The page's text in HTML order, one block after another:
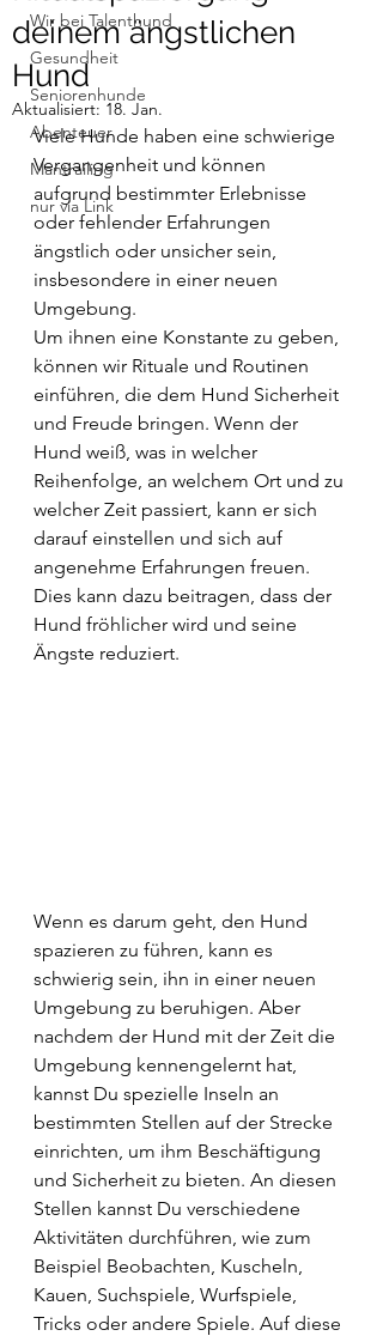
Wir bei Talenthund
Gesundheit
Seniorenhunde
Abenteuer
Mantrailing
nur via Link
deinem ängstlichen
Hund
Aktualisiert: 18. Jan.
Viele Hunde haben eine schwierige
Vergangenheit und können
aufgrund bestimmter Erlebnisse
oder fehlender Erfahrungen
ängstlich oder unsicher sein,
insbesondere in einer neuen
Umgebung.
Um ihnen eine Konstante zu geben,
können wir Rituale und Routinen
einführen, die dem Hund Sicherheit
und Freude bringen. Wenn der
Hund weiß, was in welcher
Reihenfolge, an welchem Ort und zu
welcher Zeit passiert, kann er sich
darauf einstellen und sich auf
angenehme Erfahrungen freuen.
Dies kann dazu beitragen, dass der
Hund fröhlicher wird und seine
Ängste reduziert.
Wenn es darum geht, den Hund
spazieren zu führen, kann es
schwierig sein, ihn in einer neuen
Umgebung zu beruhigen. Aber
nachdem der Hund mit der Zeit die
Umgebung kennengelernt hat,
kannst Du spezielle Inseln an
bestimmten Stellen auf der Strecke
einrichten, um ihm Beschäftigung
und Sicherheit zu bieten. An diesen
Stellen kannst Du verschiedene
Aktivitäten durchführen, wie zum
Beispiel Beobachten, Kuscheln,
Kauen, Suchspiele, Wurfspiele,
Tricks oder andere Spiele. Auf diese